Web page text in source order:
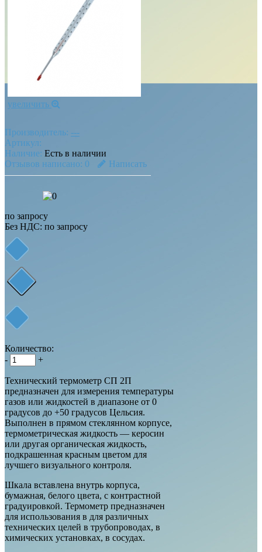
увеличить
Производитель: ---
Артикул:
Наличие: Есть в наличии
Отзывов написано: 0 Написать
по запросу
Без НДС: по запросу
Количество:
-
+
Технический термометр СП 2П
предназначен для измерения температуры
газов или жидкостей в диапазоне от 0
градусов до +50 градусов Цельсия.
Выполнен в прямом стеклянном корпусе,
термометрическая жидкость — керосин
или другая органическая жидкость,
подкрашенная красным цветом для
лучшего визуального контроля.
Шкала вставлена внутрь корпуса,
бумажная, белого цвета, с контрастной
градуировкой. Термометр предназначен
для использования в для различных
технических целей в трубопроводах, в
химических установках, в сосудах.